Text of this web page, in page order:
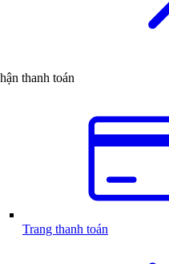
thanh toán
Trang thanh toán